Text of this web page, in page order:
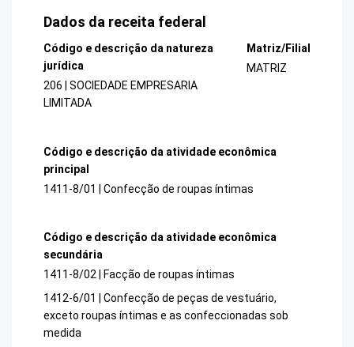
Dados da receita federal
Código e descrição da natureza
jurídica
206 | SOCIEDADE EMPRESARIA
LIMITADA
Matriz/Filial
MATRIZ
Código e descrição da atividade econômica
principal
1411-8/01 | Confecção de roupas íntimas
Código e descrição da atividade econômica
secundária
1411-8/02 | Facção de roupas íntimas
1412-6/01 | Confecção de peças de vestuário,
exceto roupas íntimas e as confeccionadas sob
medida